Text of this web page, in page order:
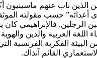
الذين ناب عنهم ماسينيون
أعدائه” حسب مقولته
الرجلين. فالإبراهيمي
اللغة العربية والدين والهوية
الفكرية الفرنسية
القائم آنذاك.